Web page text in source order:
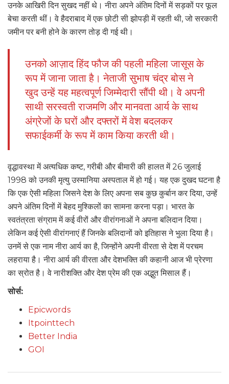
उनके आखिरी दिन सुखद नहीं थे। नीरा अपने अंतिम दिनों में सड़कों पर फूल
बेचा करती थीं। वे हैदराबाद में एक छोटी सी झोपड़ी में रहती थी, जो सरकारी
जमीन पर बनी होने के कारण तोड़ दी गई थी।
उनको आज़ाद हिंद फौज की पहली महिला जासूस के
रूप में जाना जाता है। नेताजी सुभाष चंद्र बोस ने
खुद उन्हें यह महत्वपूर्ण जिम्मेदारी सौंपी थी। वे अपनी
साथी सरस्वती राजमणि और मानवता आर्य के साथ
अंग्रेजों के घरों और दफ्तरों में वेश बदलकर
सफाईकर्मी के रूप में काम किया करती थी।
वृद्धावस्था में अत्यधिक कष्ट, गरीबी और बीमारी की हालत में 26 जुलाई
1998 को उनकी मृत्यु उस्मानिया अस्पताल में हो गई। यह एक दुखद घटना है
कि एक ऐसी महिला जिसने देश के लिए अपना सब कुछ कुर्बान कर दिया, उन्हें
अपने अंतिम दिनों में बेहद मुश्किलों का सामना करना पड़ा। भारत के
स्वतंत्रता संग्राम में कई वीरों और वीरांगनाओं ने अपना बलिदान दिया।
लेकिन कई ऐसी वीरांगनाएं हैं जिनके बलिदानों को इतिहास ने भुला दिया है।
उनमें से एक नाम नीरा आर्य का है, जिन्होंने अपनी वीरता से देश में परचम
लहराया है। नीरा आर्य की वीरता और देशभक्ति की कहानी आज भी प्रेरणा
का स्रोत है। वे नारीशक्ति और देश प्रेम की एक अद्भुत मिसाल हैं।
सोर्स:
Epicwords
Itpointtech
Better India
GOI